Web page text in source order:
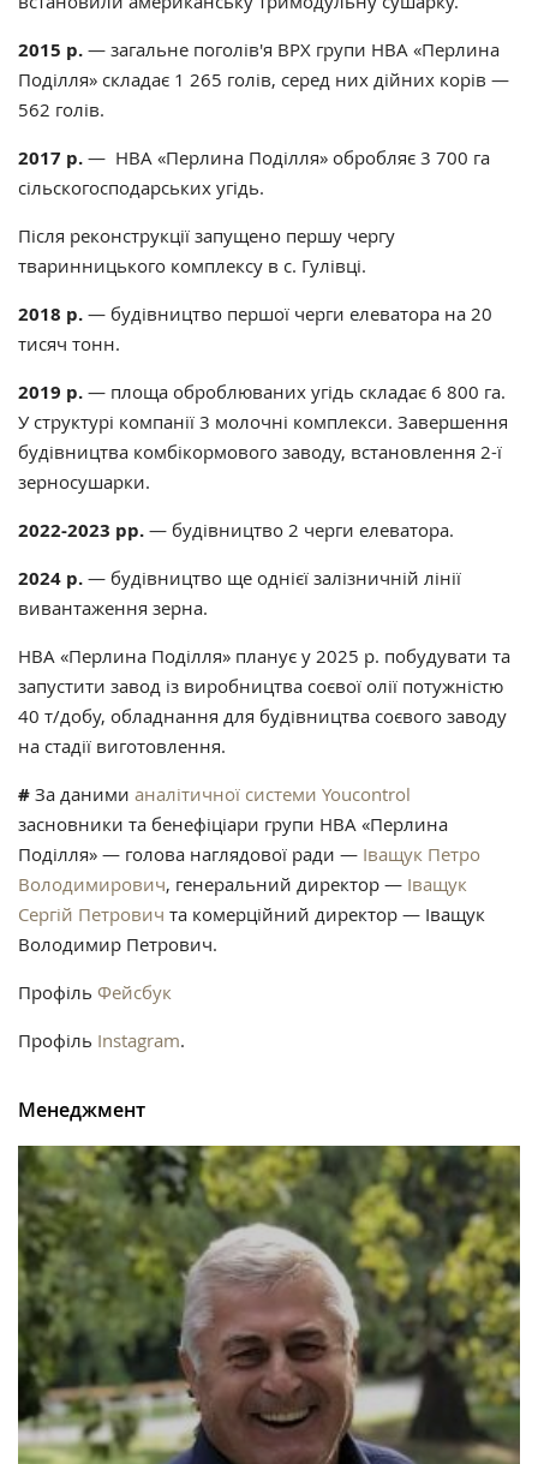
2015 р. — загальне поголів'я ВРХ групи НВА «Перлина
Поділля» складає 1 265 голів, серед них дійних корів —
562 голів.
2017 р. — НВА «Перлина Поділля» обробляє 3 700 га
сільскогосподарських угідь.
Після реконструкції запущено першу чергу
тваринницького комплексу в с. Гулівці.
2018 р. — будівництво першої черги елеватора на 20
тисяч тонн.
2019 р. — площа оброблюваних угідь складає 6 800 га.
У структурі компанії 3 молочні комплекси. Завершення
будівництва комбікормового заводу, встановлення 2-ї
зерносушарки.
2022-2023 рр. — будівництво 2 черги елеватора.
2024 р. — будівництво ще однієї залізничній лінії
вивантаження зерна.
НВА «Перлина Поділля» планує у 2025 р. побудувати та
запустити завод із виробництва соєвої олії потужністю
40 т/добу, обладнання для будівництва соєвого заводу
на стадії виготовлення.
# За даними аналітичної системи Youcontrol
засновники та бенефіціари групи НВА «Перлина
Поділля» — голова наглядової ради — Іващук Петро
Володимирович, генеральний директор — Іващук
Сергій Петрович та комерційний директор — Іващук
Володимир Петрович.
Профіль Фейсбук
Профіль Instagram.
Менеджмент